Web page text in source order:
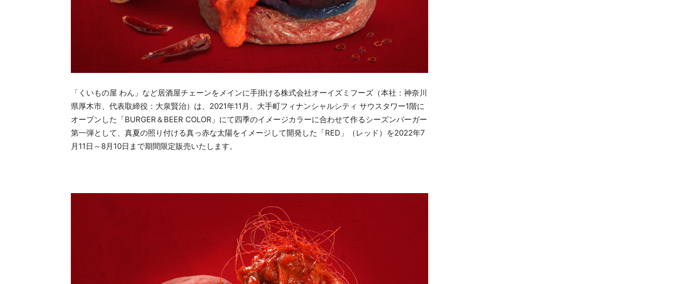
​「くいもの屋 わん」など居酒屋チェーンをメインに手掛ける株式会社オーイズミフーズ（本社：神奈川
県厚木市、代表取締役：大泉賢治）は、2021年11月、大手町フィナンシャルシティ サウスタワー1階に
オープンした「BURGER＆BEER COLOR」にて四季のイメージカラーに合わせて作るシーズンバーガー
第一弾として、真夏の照り付ける真っ赤な太陽をイメージして開発した「RED」（レッド）を2022年7
月11日～8月10日まで期間限定販売いたします。